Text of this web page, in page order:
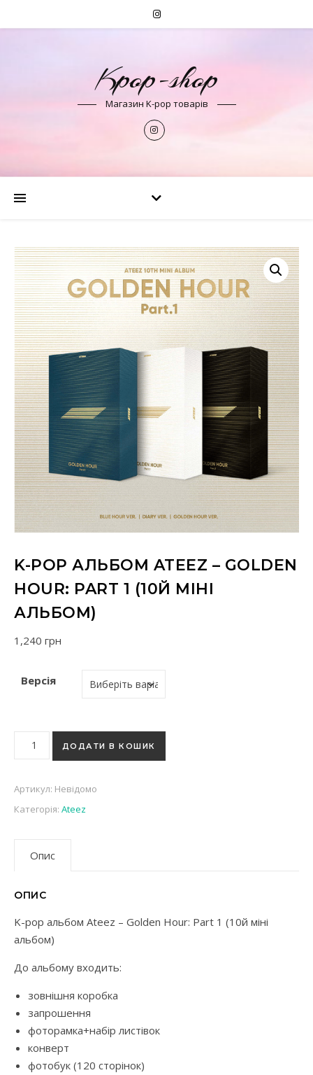
Kpop-shop
Магазин K-pop товарів
K-POP АЛЬБОМ ATEEZ – GOLDEN
HOUR: PART 1 (10Й МІНІ
АЛЬБОМ)
1,240 грн
Версія
K-pop альбом Ateez - Golden Hour: Part 1 (10й міні альбом)
ДОДАТИ В КОШИК
Артикул: Невідомо
Категорія: Ateez
Опис
ОПИС
K-pop альбом Ateez – Golden Hour: Part 1 (10й міні
альбом)
До альбому входить:
зовнішня коробка
запрошення
фоторамка+набір листівок
конверт
фотобук (120 сторінок)